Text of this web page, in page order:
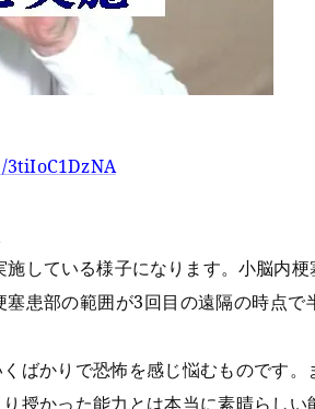
している様子になります。小脳内
患部の範囲が3回目の遠隔の時点
ばかりで恐怖を感じ悩むものです
授かった能力とは本当に素晴らし